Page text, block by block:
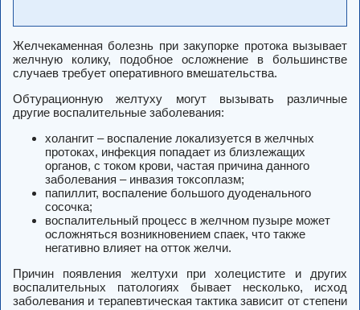
Желчекаменная болезнь при закупорке протока вызывает
желчную колику, подобное осложнение в большинстве
случаев требует оперативного вмешательства.
Обтурационную желтуху могут вызывать различные
другие воспалительные заболевания:
холангит – воспаление локализуется в желчных
протоках, инфекция попадает из близлежащих
органов, с током крови, частая причина данного
заболевания – инвазия токсоплазм;
папиллит, воспаление большого дуоденального
сосочка;
воспалительный процесс в желчном пузыре может
осложняться возникновением спаек, что также
негативно влияет на отток желчи.
Причин появления желтухи при холецистите и других
воспалительных патологиях бывает несколько, исход
заболевания и терапевтическая тактика зависит от степени